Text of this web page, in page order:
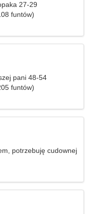
27-29
funtów)
pani 48-54
funtów)
potrzebuję cudownej